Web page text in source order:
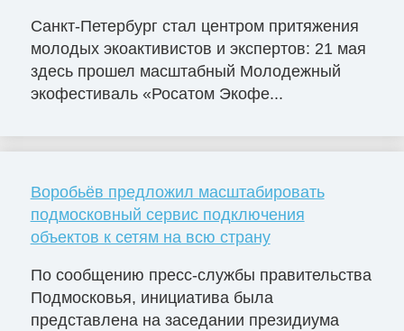
Санкт-Петербург стал центром притяжения
молодых экоактивистов и экспертов: 21 мая
здесь прошел масштабный Молодежный
экофестиваль «Росатом Экофе...
Воробьёв предложил масштабировать
подмосковный сервис подключения
объектов к сетям на всю страну
По сообщению пресс-службы правительства
Подмосковья, инициатива была
представлена на заседании президиума